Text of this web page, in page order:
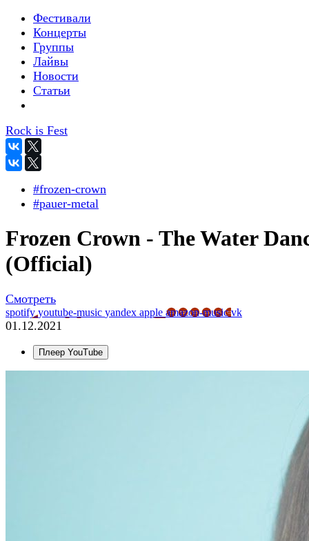
Фестивали
Концерты
Группы
Лайвы
Новости
Статьи
Rock is Fest
#frozen-crown
#pauer-metal
Frozen Crown - The Water
(Official)
Смотреть
spotifyyoutube-music yandex apple amazon-musicvk
01.12.2021
Плеер YouTube